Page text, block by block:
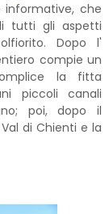
informative, che
tutti gli aspetti
Dopo l'
compie un
la fitta
piccoli canali
poi, dopo il
di Chienti e la